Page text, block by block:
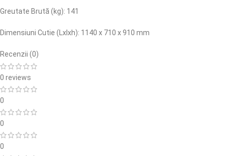
Greutate Brută (kg): 141
Dimensiuni Cutie (Lxlxh): 1140 x 710 x 910 mm
Recenzii (0)
0 reviews
0
0
0